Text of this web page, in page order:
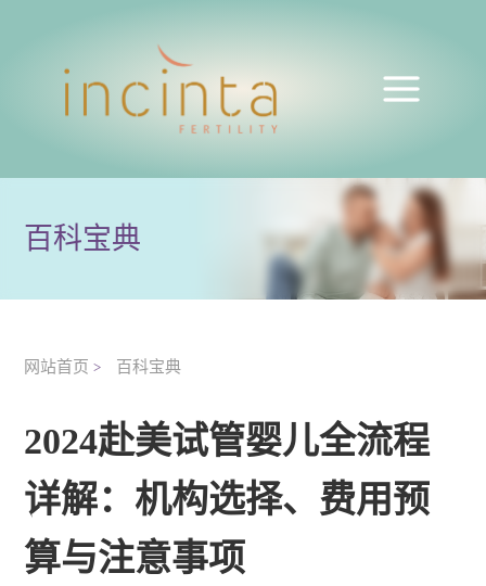
百科宝典
网站首页 > 百科宝典
2024赴美试管婴儿全流程
详解：机构选择、费用预
算与注意事项